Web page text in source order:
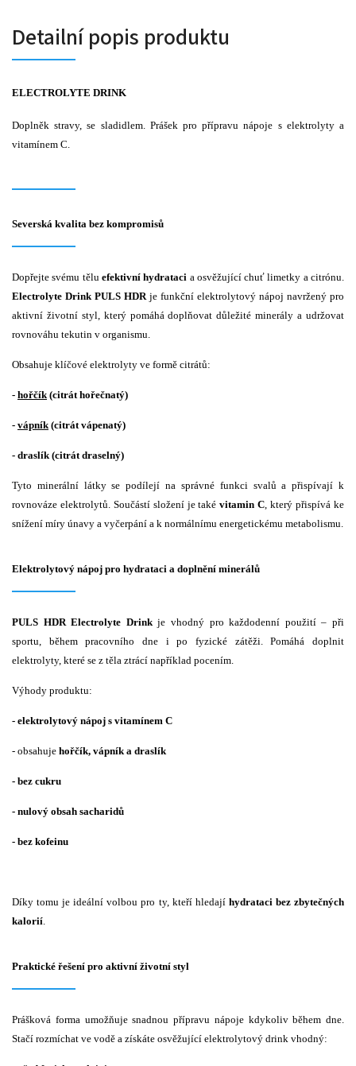
Detailní popis produktu
ELECTROLYTE DRINK
Doplněk stravy, se sladidlem. Prášek pro přípravu nápoje s elektrolyty a
vitamínem C.
Severská kvalita bez kompromisů
Dopřejte svému tělu efektivní hydrataci a osvěžující chuť limetky a citrónu.
Electrolyte Drink PULS HDR je funkční elektrolytový nápoj navržený pro
aktivní životní styl, který pomáhá doplňovat důležité minerály a udržovat
rovnováhu tekutin v organismu.
Obsahuje klíčové elektrolyty ve formě citrátů:
- hořčík (citrát hořečnatý)
- vápník (citrát vápenatý)
- draslík (citrát draselný)
Tyto minerální látky se podílejí na správné funkci svalů a přispívají k
rovnováze elektrolytů. Součástí složení je takévitamin C , který přispívá ke
snížení míry únavy a vyčerpání a k normálnímu energetickému metabolismu.
Elektrolytový nápoj pro hydrataci a doplnění minerálů
PULS HDR Electrolyte Drinkje vhodný pro každodenní použití – při
sportu, během pracovního dne i po fyzické zátěži. Pomáhá doplnit
elektrolyty, které se z těla ztrácí například pocením.
Výhody produktu:
- elektrolytový nápoj s vitamínem C
- obsahuje hořčík, vápník a draslík
- bez cukru
- nulový obsah sacharidů
- bez kofeinu
Díky tomu je ideální volbou pro ty, kteří hledají hydrataci bez zbytečných
kalorií
Praktické řešení pro aktivní životní styl
Prášková forma umožňuje snadnou přípravu nápoje kdykoliv během dne.
Stačí rozmíchat ve vodě a získáte osvěžující elektrolytový drink vhodný: